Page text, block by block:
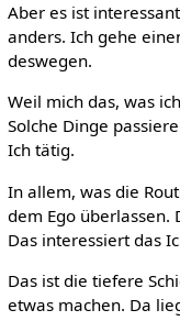
Aber es ist
anders. Ich gehe
deswegen.
Weil mich das, was
Solche Dinge
Ich tätig.
In allem, was die
dem Ego überlassen.
Das interessiert das
Das ist die tiefere
etwas machen. Da